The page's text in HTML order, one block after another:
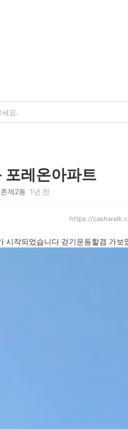
포레온아파트
제2동 1년 전
https://
시작되었습니다 걷기운동할겸 가보